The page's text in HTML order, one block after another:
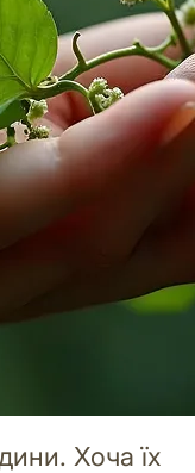
Хоча їх